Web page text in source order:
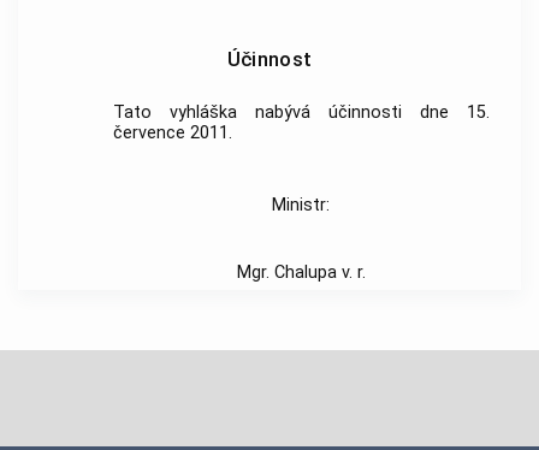
Účinnost
Tato vyhláška nabývá účinnosti dne 15.
července 2011.
Ministr:
Mgr. Chalupa v. r.